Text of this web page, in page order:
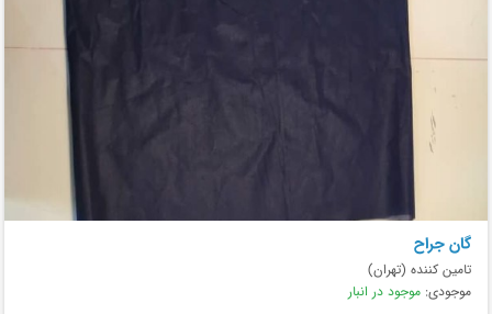
گان جراح
تامین کننده (تهران)
موجودی: موجود در انبار